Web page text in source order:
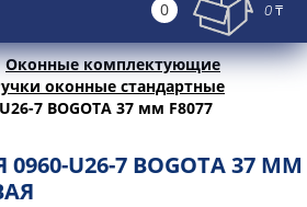
0 0 ₸
Оконные комплектующие
оконные стандартные
7 BOGOTA 37 мм F8077
U26-7 BOGOTA 37 ММ